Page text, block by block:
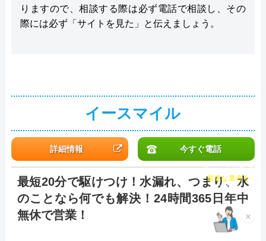
りますので、相談する際は必ず電話で相談し、その
際には必ず「サイトを見た」と伝えましょう。
イースマイル
詳細情報 今すぐ電話
最短20分で駆けつけ！水漏れ、つまり、水
のことなら何でも解決！24時間365日年中
無休で営業！
×
チャット診断で
最適な業者を
ご提案